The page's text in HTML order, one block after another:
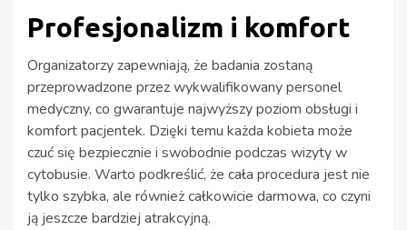
Profesjonalizm i komfort
Organizatorzy zapewniają, że badania zostaną
przeprowadzone przez wykwalifikowany personel
medyczny, co gwarantuje najwyższy poziom obsługi i
komfort pacjentek. Dzięki temu każda kobieta może
czuć się bezpiecznie i swobodnie podczas wizyty w
cytobusie. Warto podkreślić, że cała procedura jest nie
tylko szybka, ale również całkowicie darmowa, co czyni
ją jeszcze bardziej atrakcyjną.